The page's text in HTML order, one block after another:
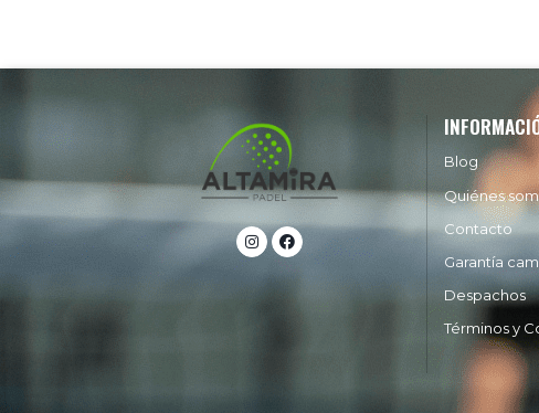
Blog
Quiénes
Contacto
Garantía
Despachos
Términos y